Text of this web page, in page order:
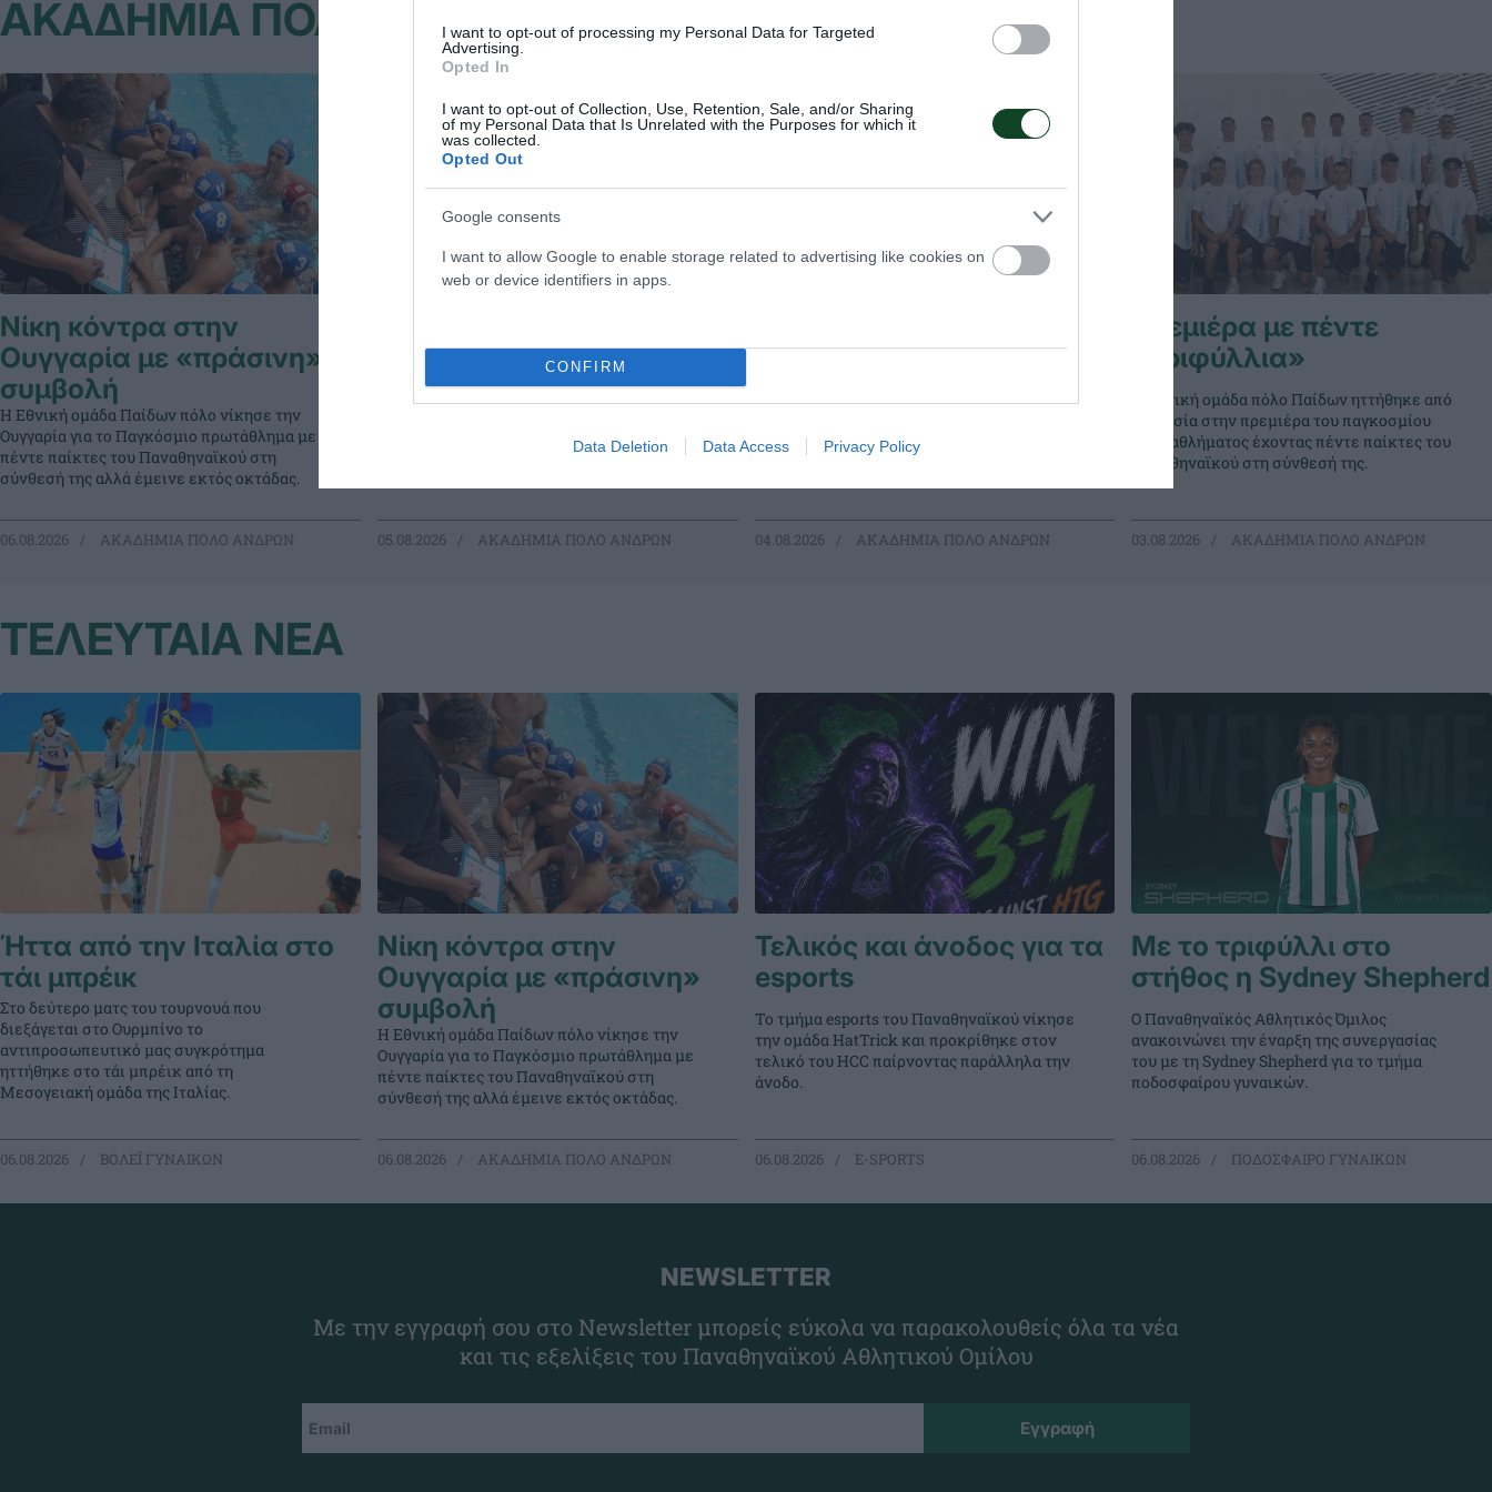
I want to opt-out of processing my Personal Data for Targeted
Advertising.
Opted In
I want to opt-out of Collection, Use, Retention, Sale, and/or Sharing
of my Personal Data that Is Unrelated with the Purposes for which it
was collected.
Opted Out
Google consents
I want to allow Google to enable storage related to advertising like cookies on
web or device identifiers in apps.
CONFIRM
Data Deletion Data Access Privacy Policy
ΑΚΑΔΗΜΙΑ ΠΟΛΟ ΑΝΔΡΩΝ
Νίκη κόντρα στην
Ουγγαρία με «πράσινη»
συμβολή
Η Εθνική ομάδα Παίδων πόλο νίκησε την
Ουγγαρία για το Παγκόσμιο πρωτάθλημα με
πέντε παίκτες του Παναθηναϊκού στη
σύνθεσή της αλλά έμεινε εκτός οκτάδας.
06.08.2026 ΑΚΑΔΗΜΙΑ ΠΟΛΟ ΑΝΔΡΩΝ
με πέντε «τριφύλλια»
Η Εθνική ομάδα Παίδων πήρε άνετη νίκη
κόντρα στο Πουέρτο Ρίκο στο πλαίσιο του
παίκτες του Παναθηναϊκού στη σύνθεσή
05.08.2026 ΑΚΑΔΗΜΙΑ ΠΟΛΟ ΑΝΔΡΩΝ
Εθνική με «πράσινο» MVP
Η Εθνική ομάδα πόλο Παίδων πήρε τη νίκη
παίκτες του Παναθηναϊκού στη σύνθεσή της
και MVP τον Παναγιώτη Καρατζά.
04.08.2026 ΑΚΑΔΗΜΙΑ ΠΟΛΟ ΑΝΔΡΩΝ
Πρεμιέρα με πέντε
«τριφύλλια»
Η Εθνική ομάδα πόλο Παίδων ηττήθηκε από
τη Ρωσία στην πρεμιέρα του παγκοσμίου
πρωταθλήματος έχοντας πέντε παίκτες του
Παναθηναϊκού στη σύνθεσή της.
03.08.2026 ΑΚΑΔΗΜΙΑ ΠΟΛΟ ΑΝΔΡΩΝ
ΤΕΛΕΥΤΑΙΑ ΝΕΑ
Ήττα από την Ιταλία στο
τάι μπρέικ
Στο δεύτερο ματς του τουρνουά που
διεξάγεται στο Ουρμπίνο το
αντιπροσωπευτικό μας συγκρότημα
ηττήθηκε στο τάι μπρέικ από τη
Μεσογειακή ομάδα της Ιταλίας.
06.08.2026 ΒΟΛΕΪ ΓΥΝΑΙΚΩΝ
Νίκη κόντρα στην
Ουγγαρία με «πράσινη»
συμβολή
Η Εθνική ομάδα Παίδων πόλο νίκησε την
Ουγγαρία για το Παγκόσμιο πρωτάθλημα με
πέντε παίκτες του Παναθηναϊκού στη
σύνθεσή της αλλά έμεινε εκτός οκτάδας.
06.08.2026 ΑΚΑΔΗΜΙΑ ΠΟΛΟ ΑΝΔΡΩΝ
Τελικός και άνοδος για τα
esports
Το τμήμα esports του Παναθηναϊκού νίκησε
την ομάδα HatTrick και προκρίθηκε στον
τελικό του HCC παίρνοντας παράλληλα την
άνοδο.
06.08.2026 E-SPORTS
Με το τριφύλλι στο
στήθος η Sydney Shepherd
Ο Παναθηναϊκός Αθλητικός Όμιλος
ανακοινώνει την έναρξη της συνεργασίας
του με τη Sydney Shepherd για το τμήμα
ποδοσφαίρου γυναικών.
06.08.2026 ΠΟΔΟΣΦΑΙΡΟ ΓΥΝΑΙΚΩΝ
NEWSLETTER
Με την εγγραφή σου στο Newsletter μπορείς εύκολα να παρακολουθείς όλα τα νέα
και τις εξελίξεις του Παναθηναϊκού Αθλητικού Ομίλου